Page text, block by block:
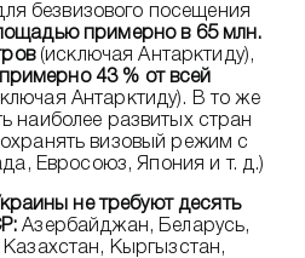
безвизового посещения
примерно в 65 млн.
(исключая Антарктиду),
43 % от всей
Антарктиду). В то же
наиболее развитых стран
визовый режим с
Евросоюз, Япония и т. д.)
не требуют десять
Азербайджан, Беларусь,
Кыргызстан,